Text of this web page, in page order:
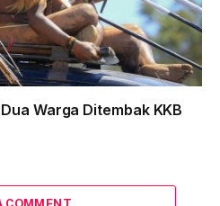
Warga Ditembak KKB